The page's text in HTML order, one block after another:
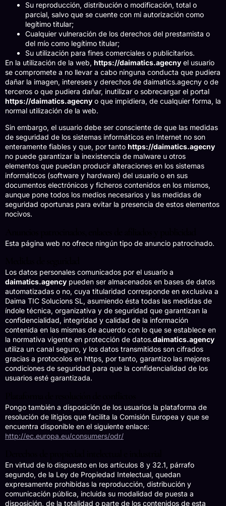
Su reproducción, distribución o modificación, total o
parcial, salvo que se cuente con mi autorización como
legítimo titular;
Cualquier vulneración de los derechos del prestamista o
del mío como legítimo titular;
Su utilización para fines comerciales o publicitarios.
En la utilización de la web, https://daimatics.agecny el usuario
se compromete a no llevar a cabo ninguna conducta que pudiera
dañar la imagen, intereses y derechos de daimatics.agecny o de
terceros o que pudiera dañar, inutilizar o sobrecargar el portal
https://daimatics.agecny o que impidiera, de cualquier forma, la
normal utilización de la web.
Sin embargo, el usuario debe ser consciente de que las medidas
de seguridad de los sistemas informáticos en Internet no son
enteramente fiables y que, por tanto https://daimatics.agecny
no puede garantizar la inexistencia de malware u otros
elementos que puedan producir alteraciones en los sistemas
informáticos (software y hardware) del usuario o en sus
documentos electrónicos y ficheros contenidos en los mismos,
aunque pone todos los medios necesarios y las medidas de
seguridad oportunas para evitar la presencia de estos elementos
nocivos.
Esta página web no ofrece ningún tipo de anuncio patrocinado.
Los datos personales comunicados por el usuario a
daimatics.agency pueden ser almacenados en bases de datos
automatizadas o no, cuya titularidad corresponde en exclusiva a
Daima TIC Solucions SL, asumiendo ésta todas las medidas de
índole técnica, organizativa y de seguridad que garantizan la
confidencialidad, integridad y calidad de la información
contenida en las mismas de acuerdo con lo que se establece en
la normativa vigente en protección de datos.daimatics.agency
utiliza un canal seguro, y los datos transmitidos son cifrados
gracias a protocolos en https, por tanto, garantizo las mejores
condiciones de seguridad para que la confidencialidad de los
usuarios esté garantizada.
Pongo también a disposición de los usuarios la plataforma de
resolución de litigios que facilita la Comisión Europea y que se
encuentra disponible en el siguiente enlace:
http://ec.europa.eu/consumers/odr/
En virtud de lo dispuesto en los artículos 8 y 32.1, párrafo
segundo, de la Ley de Propiedad Intelectual, quedan
expresamente prohibidas la reproducción, distribución y
comunicación pública, incluida su modalidad de puesta a
disposición, de la totalidad o parte de los contenidos de esta